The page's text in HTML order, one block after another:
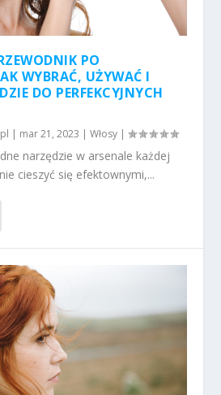
PO
WYBRAĆ, UŻYWAĆ I
DO PERFEKCYJNYCH
| mar 21, 2023 |Włosy |
narzędzie w arsenale każdej
cieszyć się efektownymi,...